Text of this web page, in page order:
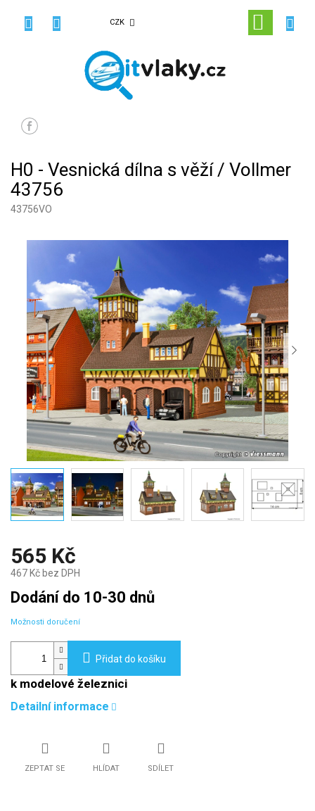
CZK
KOŠÍK
H0 - Vesnická dílna s věží / Vollmer
43756
43756VO
565 Kč
467 Kč bez DPH
Měrná
cena:
Dodání do 10-30 dnů
Možnosti doručení
Přidat do košíku
k modelové železnici
Detailní informace
ZEPTAT SE HLÍDAT SDÍLET